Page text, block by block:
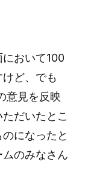
おいて100
ど、でも
意見を反映
だいたとこ
になったと
のみなさん